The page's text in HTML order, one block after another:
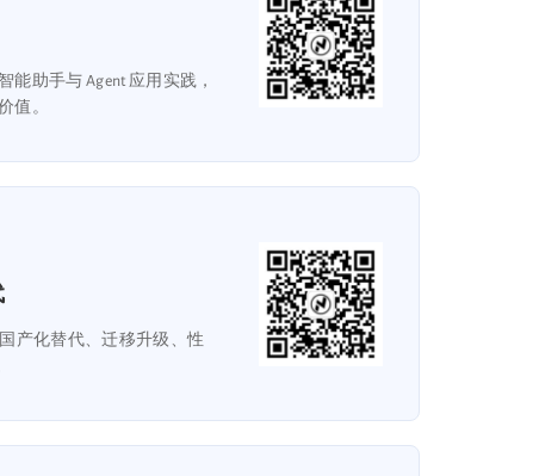
能助手与 Agent 应用实践，
值。
国产化替代、迁移升级、性